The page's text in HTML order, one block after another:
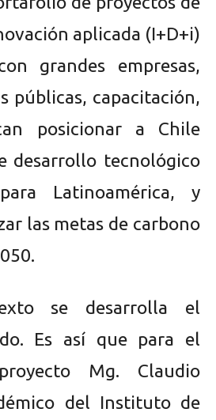
aplicada (I+D+i)
grandes empresas,
públicas, capacitación,
posicionar a Chile
desarrollo tecnológico
Latinoamérica, y
las metas de carbono
se desarrolla el
Es así que para el
Mg. Claudio
del Instituto de